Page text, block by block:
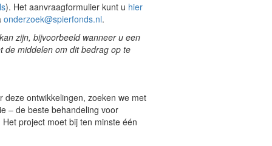
). Het aanvraagformulier kunt u hier
onderzoek@spierfonds.nl.
zijn, bijvoorbeeld wanneer u een
de middelen om dit bedrag op te
ontwikkelingen, zoeken we met
– de beste behandeling voor
project moet bij ten minste één